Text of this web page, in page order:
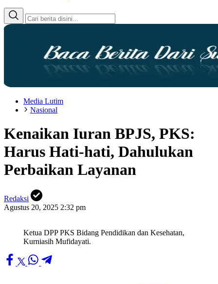
Media Lutim
Nasional
Kenaikan Iuran BPJS, PKS:
Harus Hati-hati, Dahulukan
Perbaikan Layanan
Redaksi
Agustus 20, 2025 2:32 pm
Ketua DPP PKS Bidang Pendidikan dan Kesehatan,
Kurniasih Mufidayati.